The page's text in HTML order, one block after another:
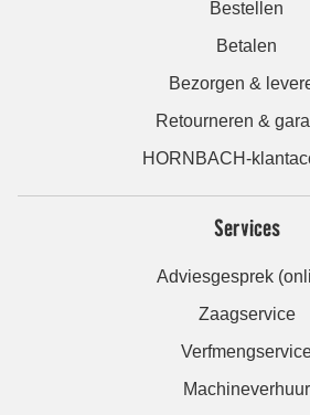
Bestellen
Betalen
Bezorgen &
Retourneren &
HORNBACH-
Services
Adviesgesprek
Zaagservice
Machineverhuur